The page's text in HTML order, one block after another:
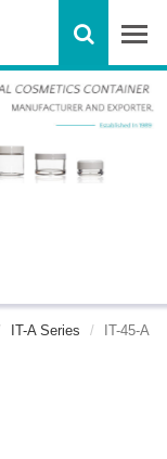
IT-A Series IT-45-A